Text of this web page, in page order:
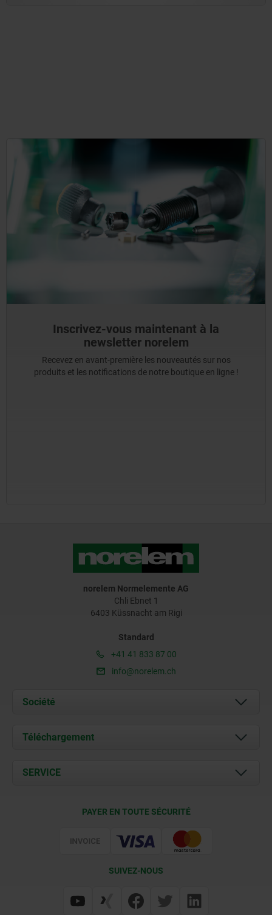
Inscrivez-vous maintenant à la
newsletter norelem
Recevez en avant-première les nouveautés sur nos
produits et les notifications de notre boutique en ligne !
norelem Normelemente AG
Chli Ebnet 1
6403 Küssnacht am Rigi
Standard
+41 41 833 87 00
info@norelem.ch
Société
À propos de nous
Contact
Téléchargement
Documents
SERVICE
PAYER EN TOUTE SÉCURITÉ
SUIVEZ-NOUS